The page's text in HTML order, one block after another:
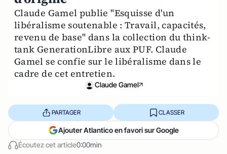
Claude Gamel publie "Esquisse d'un
libéralisme soutenable : Travail, capacités,
revenu de base" dans la collection du think-
tank GenerationLibre aux PUF. Claude
Gamel se confie sur le libéralisme dans le
cadre de cet entretien.
Claude Gamel
Écoutez cet article0:00min
PARTAGER CLASSER
Ajouter Atlantico en favori sur Google